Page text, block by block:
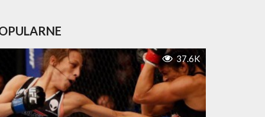
37.6K